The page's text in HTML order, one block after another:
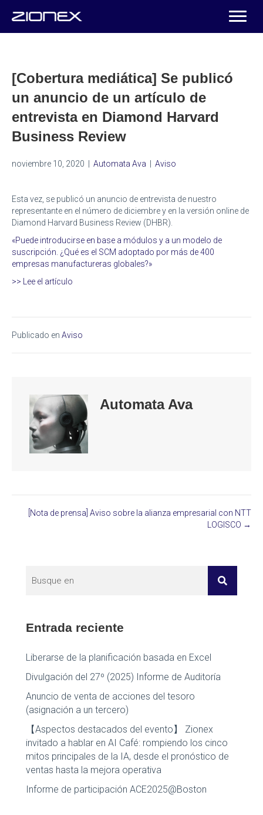
[Cobertura mediática] Se publicó
un anuncio de un artículo de
entrevista en Diamond Harvard
Business Review
noviembre 10, 2020 Automata Ava Aviso
Esta vez, se publicó un anuncio de entrevista de nuestro
representante en el número de diciembre y en la versión online de
Diamond Harvard Business Review (DHBR).
«Puede introducirse en base a módulos y a un modelo de
suscripción. ¿Qué es el SCM adoptado por más de 400
empresas manufactureras globales?»
>> Lee el artículo
Publicado en Aviso
Automata Ava
Posts
[Nota de prensa] Aviso sobre la alianza empresarial con NTT
LOGISCO →
Entrada reciente
Liberarse de la planificación basada en Excel
Divulgación del 27º (2025) Informe de Auditoría
Anuncio de venta de acciones del tesoro
(asignación a un tercero)
【Aspectos destacados del evento】 Zionex
invitado a hablar en AI Café: rompiendo los cinco
mitos principales de la IA, desde el pronóstico de
ventas hasta la mejora operativa
Informe de participación ACE2025@Boston